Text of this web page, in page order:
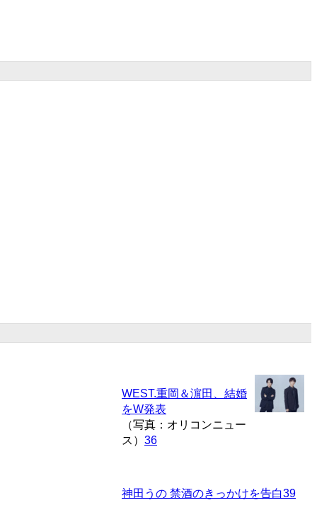
WEST.重岡＆濵田、結婚
をW発表
（写真：オリコンニュー
ス） 36
神田うの 禁酒のきっかけを告白39